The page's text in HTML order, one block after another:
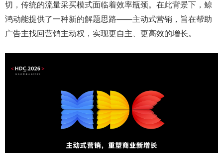
切，传统的流量采买模式面临着效率瓶颈。在此背景下，鲸
鸿动能提供了一种新的解题思路——主动式营销，旨在帮助
广告主找回营销主动权，实现更自主、更高效的增长。